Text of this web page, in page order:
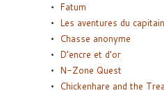
Fatum
Les aventures du
Chasse anonyme
D’encre et d’or
N-Zone Quest
Chickenhare and the